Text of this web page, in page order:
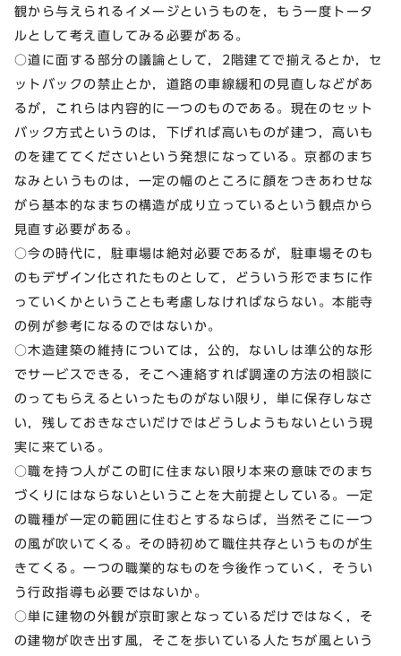
観から与えられるイメージというものを，もう一度トータ
ルとして考え直してみる必要がある。
○道に面する部分の議論として，2階建てで揃えるとか，セ
ットバックの禁止とか，道路の車線緩和の見直しなどがあ
るが，これらは内容的に一つのものである。現在のセット
バック方式というのは，下げれば高いものが建つ，高いも
のを建ててくださいという発想になっている。京都のまち
なみというものは，一定の幅のところに顔をつきあわせな
がら基本的なまちの構造が成り立っているという観点から
見直す必要がある。
○今の時代に，駐車場は絶対必要であるが，駐車場そのも
のもデザイン化されたものとして，どういう形でまちに作
っていくかということも考慮しなければならない。本能寺
の例が参考になるのではないか。
○木造建築の維持については，公的，ないしは準公的な形
でサービスできる，そこへ連絡すれば調達の方法の相談に
のってもらえるといったものがない限り，単に保存しなさ
い，残しておきなさいだけではどうしようもないという現
実に来ている。
○職を持つ人がこの町に住まない限り本来の意味でのまち
づくりにはならないということを大前提としている。一定
の職種が一定の範囲に住むとするならば，当然そこに一つ
の風が吹いてくる。その時初めて職住共存というものが生
きてくる。一つの職業的なものを今後作っていく，そうい
う行政指導も必要ではないか。
○単に建物の外観が京町家となっているだけではなく，そ
の建物が吹き出す風，そこを歩いている人たちが風という